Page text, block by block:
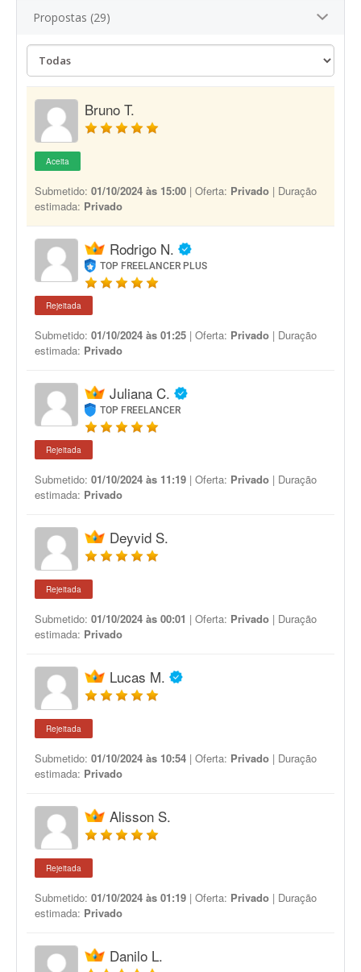
Propostas (29)
Bruno T.
Aceita
Submetido: 01/10/2024 às 15:00 | Oferta: Privado | Duração
estimada: Privado
Rodrigo N.
TOP FREELANCER PLUS
Rejeitada
Submetido: 01/10/2024 às 01:25 | Oferta: Privado | Duração
estimada: Privado
Juliana C.
TOP FREELANCER
Rejeitada
Submetido: 01/10/2024 às 11:19 | Oferta: Privado | Duração
estimada: Privado
Deyvid S.
Rejeitada
Submetido: 01/10/2024 às 00:01 | Oferta: Privado | Duração
estimada: Privado
Lucas M.
Rejeitada
Submetido: 01/10/2024 às 10:54 | Oferta: Privado | Duração
estimada: Privado
Alisson S.
Rejeitada
Submetido: 01/10/2024 às 01:19 | Oferta: Privado | Duração
estimada: Privado
Danilo L.